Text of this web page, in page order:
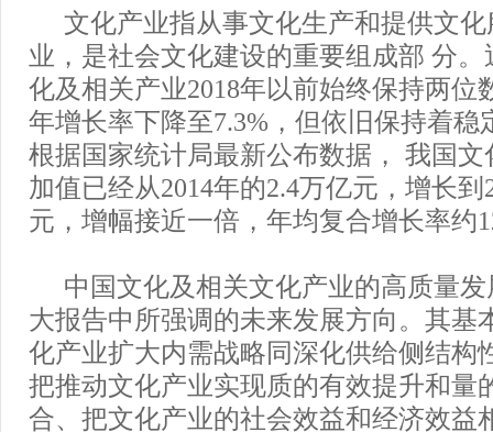
文化产业指从事文化生产和提供文
业，是社会文化建设的重要组成部 分
化及相关产业2018年以前始终保持两位
年增长率下降至7.3%，但依旧保持着稳
根据国家统计局最新公布数据， 我国
加值已经从2014年的2.4万亿元，增长到
元，增幅接近一倍，年均复合增长率约
中国文化及相关文化产业的高质量
大报告中所强调的未来发展方向。其基
化产业扩大内需战略同深化供给侧结构
把推动文化产业实现质的有效提升和量
合、把文化产业的社会效益和经济效益